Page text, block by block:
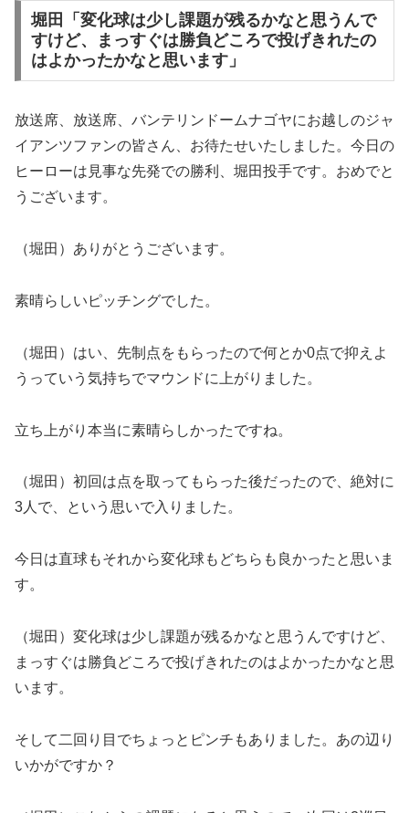
堀田「変化球は少し課題が残るかなと思うんで
すけど、まっすぐは勝負どころで投げきれたの
はよかったかなと思います」
放送席、放送席、バンテリンドームナゴヤにお越しのジャ
イアンツファンの皆さん、お待たせいたしました。今日の
ヒーローは見事な先発での勝利、堀田投手です。おめでと
うございます。
（堀田）ありがとうございます。
素晴らしいピッチングでした。
（堀田）はい、先制点をもらったので何とか0点で抑えよ
うっていう気持ちでマウンドに上がりました。
立ち上がり本当に素晴らしかったですね。
（堀田）初回は点を取ってもらった後だったので、絶対に
3人で、という思いで入りました。
今日は直球もそれから変化球もどちらも良かったと思いま
す。
（堀田）変化球は少し課題が残るかなと思うんですけど、
まっすぐは勝負どころで投げきれたのはよかったかなと思
います。
そして二回り目でちょっとピンチもありました。あの辺り
いかがですか？